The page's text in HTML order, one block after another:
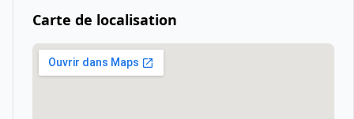
Carte de localisation